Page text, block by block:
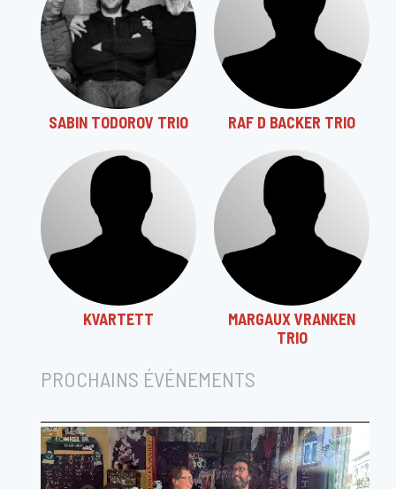
SABIN TODOROV TRIO RAF D BACKER TRIO
KVARTETT
MARGAUX VRANKEN
TRIO
PROCHAINS ÉVÉNEMENTS